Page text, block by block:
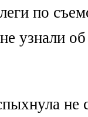
по
узнали
не